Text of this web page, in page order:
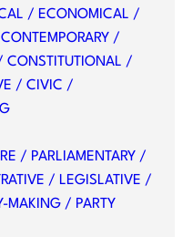
/ ECONOMICAL /
/
CONSTITUTIONAL /
/ CIVIC /
/ PARLIAMENTARY /
/ LEGISLATIVE /
MAKING / PARTY